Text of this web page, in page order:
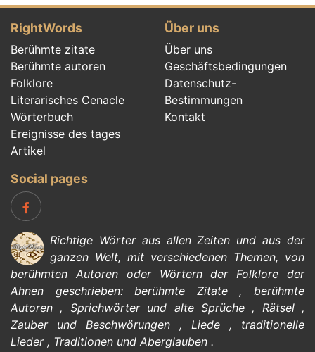
RightWords
Berühmte zitate
Berühmte autoren
Folklore
Literarisches Cenacle
Wörterbuch
Ereignisse des tages
Artikel
Über uns
Über uns
Geschäftsbedingungen
Datenschutz-
Bestimmungen
Kontakt
Social pages
Richtige Wörter aus allen Zeiten und aus der
ganzen Welt, mit verschiedenen Themen, von
berühmten Autorenoder Wörtern derFolklore der
Ahnen geschrieben:berühmte Zitate,berühmte
Autoren , Sprichwörter und alte Sprüche, Rätsel,
Zauber und Beschwörungen , Liede , traditionelle
Lieder, Traditionen und Aberglauben .